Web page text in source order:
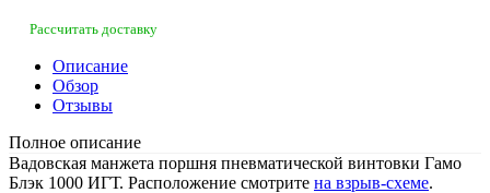
Рассчитать доставку
Описание
Обзор
Отзывы
Полное описание
Вадовская манжета поршня пневматической винтовки Гамо
Блэк 1000 ИГТ. Расположение смотрите на взрыв-схеме.